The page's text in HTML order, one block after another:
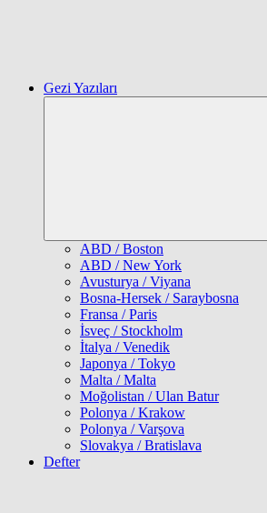
Gezi Yazıları
ABD / Boston
ABD / New York
Avusturya / Viyana
Bosna-Hersek / Saraybosna
Fransa / Paris
İsveç / Stockholm
İtalya / Venedik
Japonya / Tokyo
Malta / Malta
Moğolistan / Ulan Batur
Polonya / Krakow
Polonya / Varşova
Slovakya / Bratislava
Defter